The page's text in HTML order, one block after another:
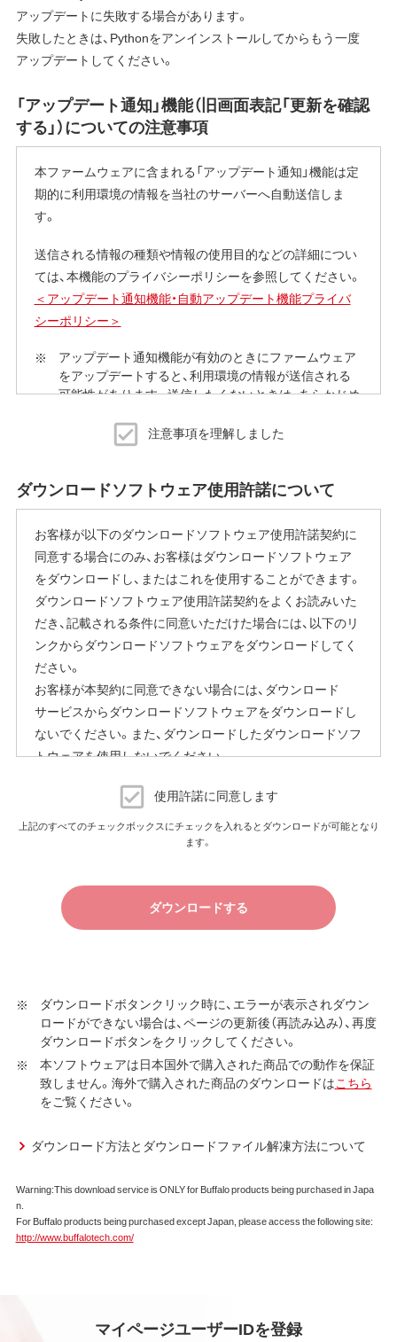
アップデートに失敗する場合があります。
失敗したときは、Pythonをアンインストールしてからもう一度
アップデートしてください。
「アップデート通知」機能（旧画面表記「更新を確認
する」）についての注意事項
本ファームウェアに含まれる「アップデート通知」機能は定
期的に利用環境の情報を当社のサーバーへ自動送信しま
す。
送信される情報の種類や情報の使用目的などの詳細につい
ては、本機能のプライバシーポリシーを参照してください。
＜アップデート通知機能・自動アップデート機能プライバ
シーポリシー＞
アップデート通知機能が有効のときにファームウェア
をアップデートすると、利用環境の情報が送信される
可能性があります。送信したくないときは、あらかじめ
アをアップデートしてください。
ト設定]をクリックし、「アップデート通知」を無効に変
更してください。
アップデート通知機能を無効にする設定方法の詳細につい
ては、本製品の「ユーザーマニュアル」を確認してくださ
い。
以上
注意事項を理解しました
ダウンロードソフトウェア使用許諾について
お客様が以下のダウンロードソフトウェア使用許諾契約に
同意する場合にのみ、お客様はダウンロードソフトウェア
をダウンロードし、またはこれを使用することができます。
ダウンロードソフトウェア使用許諾契約をよくお読みいた
だき、記載される条件に同意いただけた場合には、以下のリ
ンクからダウンロードソフトウェアをダウンロードしてく
ださい。
お客様が本契約に同意できない場合には、ダウンロード
サービスからダウンロードソフトウェアをダウンロードし
ないでください。また、ダウンロードしたダウンロードソフ
トウェアを使用しないでください。
ダウンロードソフトウェア使用許諾契約
（株）バッファロー（以下、弊社といいます）は、お客様がダウ
ンロードソフトウェア使用許諾契約（以下、本契約といいま
ます）について弊社が保証契約に基づく修理を実施する際
の条件である保証契約約款、およびそれに含まれるソフト
ウェア（以下、添付ソフトウェアといいます）の使用許諾契
ア（ユーティリティ・ファームウェア・ドライバなど）を含み
以下、本ソフトウェアといいます）の使用を許諾いたしま
す。
第1条 使用許諾
弊社は、本契約に規定する条件で、本ソフトウェアの
本ソフトウェアは、著作権法その他の無体財産権に関
本ソフトウェアは、本契約に規定される条件のもとで
使用許諾するものであり、販売されるものではなく、
削除してはならないものとします。
使用許諾に同意します
上記のすべてのチェックボックスにチェックを入れるとダウンロードが可能となり
ます。
ダウンロードする
ダウンロードボタンクリック時に、エラーが表示されダウン
ロードができない場合は、ページの更新後（再読み込み）、再度
ダウンロードボタンをクリックしてください。
本ソフトウェアは日本国外で購入された商品での動作を保証
致しません。海外で購入された商品のダウンロードはこちら
をご覧ください。
ダウンロード方法とダウンロードファイル解凍方法について
Warning:This download service is ONLY for Buffalo products being purchased in Japa
n.
For Buffalo products being purchased except Japan, please access the following site:
http://www.buffalotech.com/
マイページユーザーIDを登録